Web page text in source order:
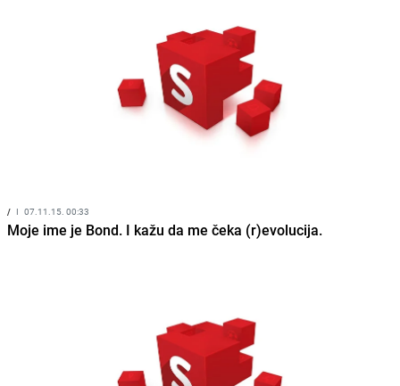
/ I 07.11.15. 00:33
Moje ime je Bond. I kažu da me čeka (r)evolucija.